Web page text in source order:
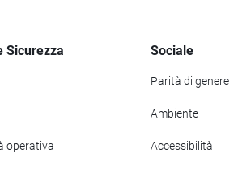
Sicurezza
operativa
Sociale
Parità di genere
Ambiente
Accessibilità